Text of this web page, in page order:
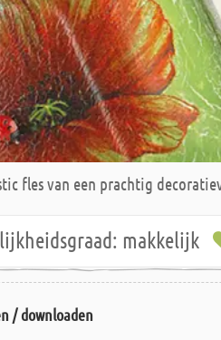
fles van een prachtig
makkelijk
/ downloaden